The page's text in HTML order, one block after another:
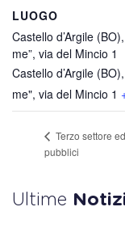
LUOGO
Castello d’Argile
me”, via del Mincio 1
Castello d’Argile
me", via del Mincio 1
Terzo settore
pubblici
Ultime